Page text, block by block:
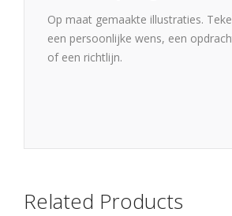
Op maat gemaakte illustraties.
een persoonlijke wens, een
of een richtlijn.
Related Products